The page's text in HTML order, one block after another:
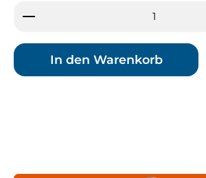
Produkt Anzahl: Gib den
In den Warenkorb